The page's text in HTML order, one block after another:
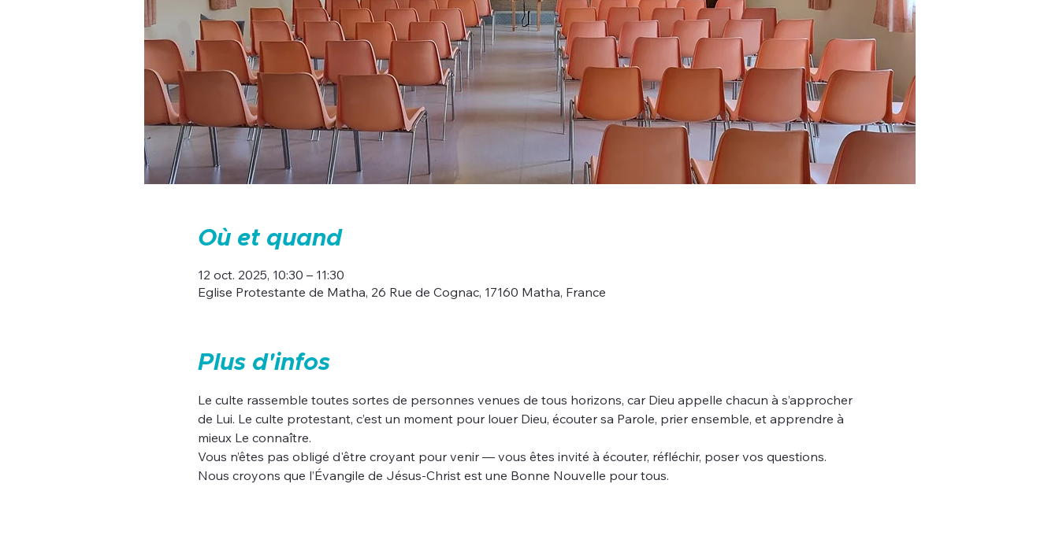
Où et quand
12 oct. 2025, 10:30 – 11:30
Eglise Protestante de Matha, 26 Rue de Cognac, 17160 Matha, France
Plus d'infos
Le culte rassemble toutes sortes de personnes venues de tous horizons, car Dieu appelle chacun à s’approcher
de Lui. Le culte protestant, c’est un moment pour louer Dieu, écouter sa Parole, prier ensemble, et apprendre à
mieux Le connaître.
Vous n’êtes pas obligé d'être croyant pour venir — vous êtes invité à écouter, réfléchir, poser vos questions.
Nous croyons que l’Évangile de Jésus-Christ est une Bonne Nouvelle pour tous.